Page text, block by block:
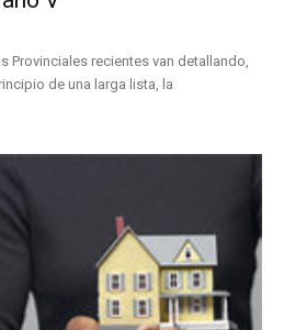
Provinciales recientes van detallando,
de una larga lista, la